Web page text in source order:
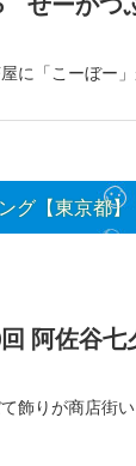
に「こーぼー
グ【東京都】
阿佐谷
飾りが商店街